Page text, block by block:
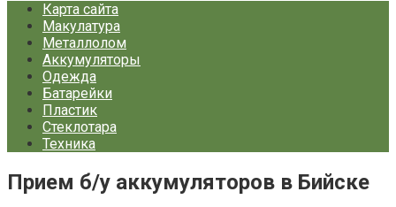
Карта сайта
Макулатура
Металлолом
Аккумуляторы
Одежда
Батарейки
Пластик
Стеклотара
Техника
Прием б/у аккумуляторов в Бийске